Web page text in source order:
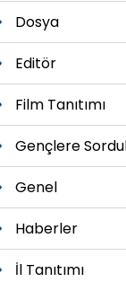
Dosya
Editör
Film Tanıtımı
Gençlere
Genel
Haberler
İl Tanıtımı